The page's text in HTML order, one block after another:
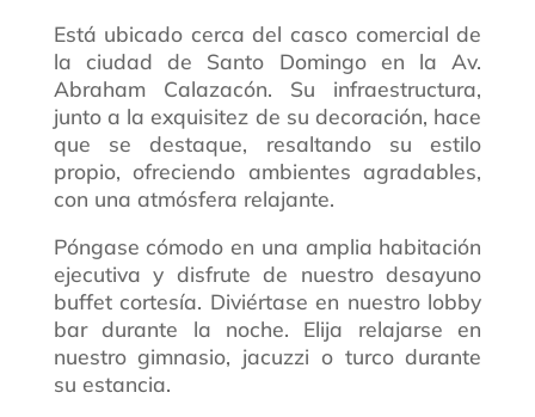
Está ubicado cerca del casco comercial de
la ciudad de Santo Domingo en la Av.
Abraham Calazacón. Su infraestructura,
junto a la exquisitez de su decoración, hace
que se destaque, resaltando su estilo
propio, ofreciendo ambientes agradables,
con una atmósfera relajante.
Póngase cómodo en una amplia habitación
ejecutiva y disfrute de nuestro desayuno
buffet cortesía. Diviértase en nuestro lobby
bar durante la noche. Elija relajarse en
nuestro gimnasio, jacuzzi o turco durante
su estancia.